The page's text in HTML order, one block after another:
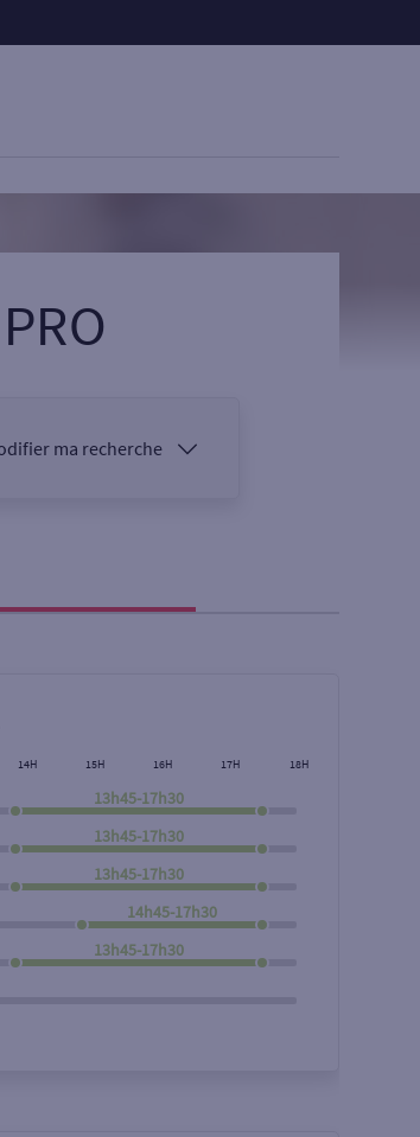
ma recherche
Rechercher
14H 15H 16H 17H 18H
13h45-17h30
13h45-17h30
13h45-17h30
14h45-17h30
13h45-17h30